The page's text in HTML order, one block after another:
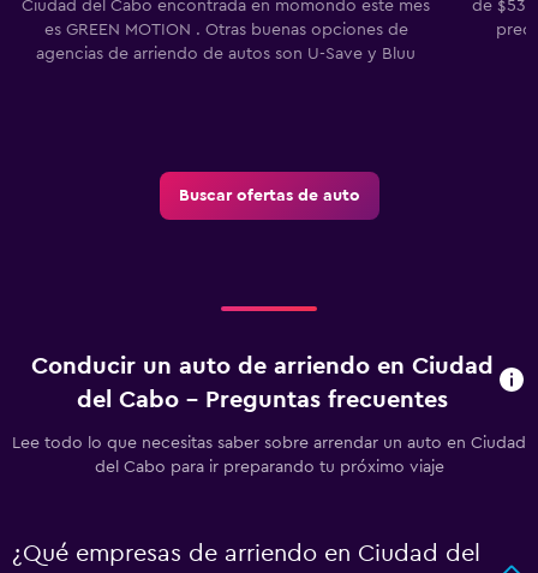
Ciudad del Cabo encontrada en momondo este mes
es GREEN MOTION . Otras buenas opciones de
agencias de arriendo de autos son U-Save y Bluu
de
Buscar ofertas de auto
Conducir un auto de arriendo en Ciudad
del Cabo - Preguntas frecuentes
Lee todo lo que necesitas saber sobre arrendar un auto en Ciudad
del Cabo para ir preparando tu próximo viaje
¿Qué empresas de arriendo en Ciudad del